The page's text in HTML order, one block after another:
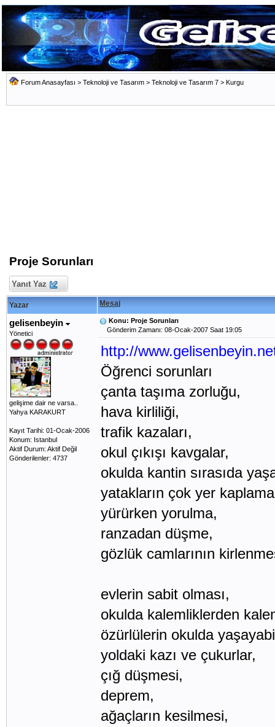
Forum Anasayfası > Teknoloji ve Tasarım > Teknoloji ve Tasarım 7 > Kurgu
Proje Sorunları
Yanıt Yaz
Yazar Mesaj
gelisenbeyin
Yönetici
gelişime dair ne varsa..
Yahya KARAKURT
Kayıt Tarihi: 01-Ocak-2006
Konum: Istanbul
Aktif Durum: Aktif Değil
Gönderilenler: 4737
Konu: Proje Sorunları
Gönderim Zamanı: 08-Ocak-2007 Saat 19:05
http://
Öğrenci sorunları
çanta taşıma zorluğu,
hava kirliliği,
trafik kazaları,
okul çıkışı kavgalar,
okulda kantin sırasıda
yatakların çok yer
yürürken yorulma,
ranzadan düşme,
gözlük camlarının
evlerin sabit olması,
okulda kalemliklerden
özürlülerin okulda
yoldaki kazı ve çukurlar,
çığ düşmesi,
deprem,
ağaçların kesilmesi,